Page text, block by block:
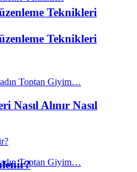
Teknikleri
Teknikleri
Nasıl Alınır Nasıl